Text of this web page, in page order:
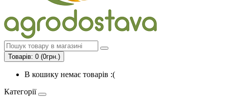
Товарів: 0 (0грн.)
В кошику немає товарів :(
Категорії